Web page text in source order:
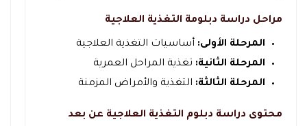
مراحل دراسة دبلومة التغذية العلاجية
المرحلة الأولى: أساسيات التغذية العلاجية
المرحلة الثانية: تغذية المراحل العمرية
المرحلة الثالثة: التغذية والأمراض المزمنة
محتوى دراسة دبلوم التغذية العلاجية عن بعد